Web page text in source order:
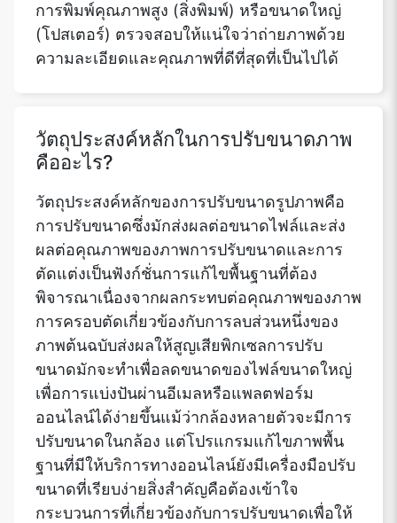
การพิมพ์คุณภาพสูง (สิ่งพิมพ์) หรือขนาดใหญ่
(โปสเตอร์) ตรวจสอบให้แน่ใจว่าถ่ายภาพด้วย
ความละเอียดและคุณภาพที่ดีที่สุดที่เป็นไปได้
วัตถุประสงค์หลักในการปรับขนาดภาพ
คืออะไร?
วัตถุประสงค์หลักของการปรับขนาดรูปภาพคือ
การปรับขนาดซึ่งมักส่งผลต่อขนาดไฟล์และส่ง
ผลต่อคุณภาพของภาพการปรับขนาดและการ
ตัดแต่งเป็นฟังก์ชั่นการแก้ไขพื้นฐานที่ต้อง
พิจารณาเนื่องจากผลกระทบต่อคุณภาพของภาพ
การครอบตัดเกี่ยวข้องกับการลบส่วนหนึ่งของ
ภาพต้นฉบับส่งผลให้สูญเสียพิกเซลการปรับ
ขนาดมักจะทำเพื่อลดขนาดของไฟล์ขนาดใหญ่
เพื่อการแบ่งปันผ่านอีเมลหรือแพลตฟอร์ม
ออนไลน์ได้ง่ายขึ้นแม้ว่ากล้องหลายตัวจะมีการ
ปรับขนาดในกล้อง แต่โปรแกรมแก้ไขภาพพื้น
ฐานที่มีให้บริการทางออนไลน์ยังมีเครื่องมือปรับ
ขนาดที่เรียบง่ายสิ่งสำคัญคือต้องเข้าใจ
กระบวนการที่เกี่ยวข้องกับการปรับขนาดเพื่อให้